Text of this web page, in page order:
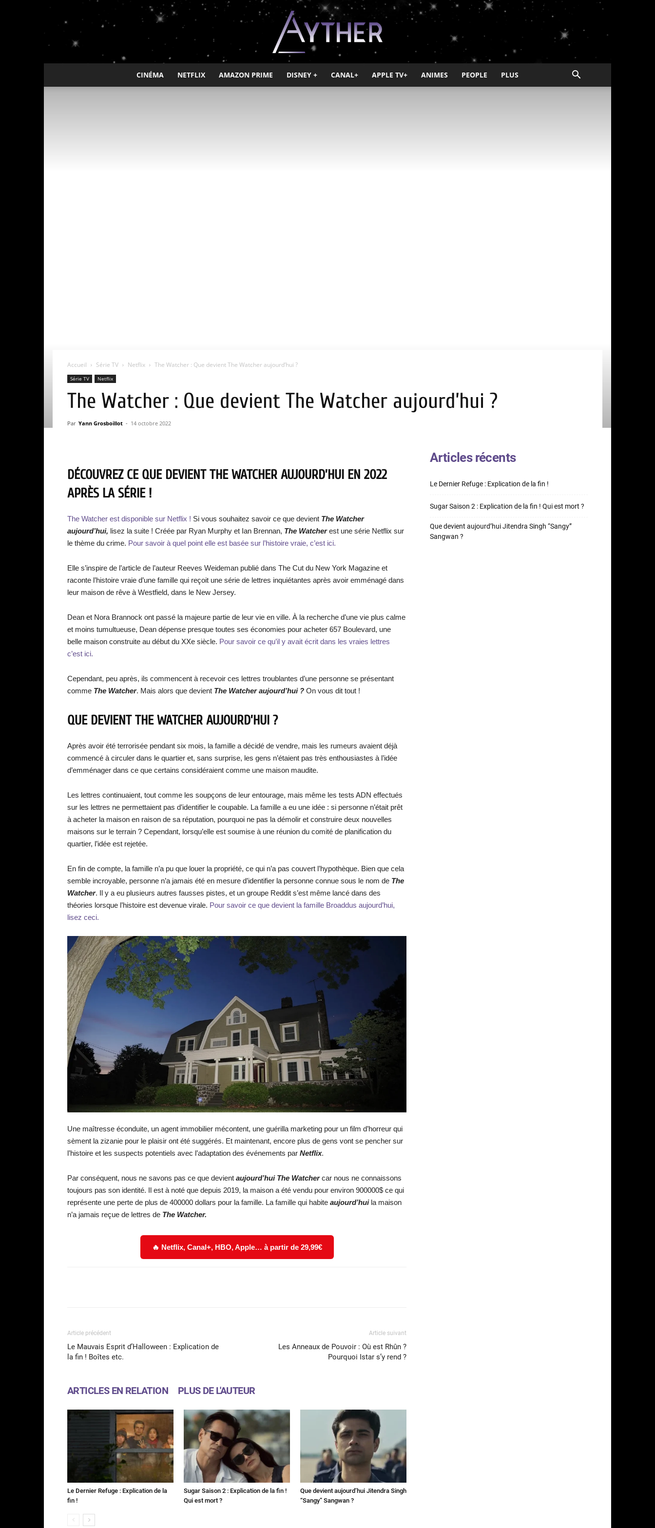
Ayther
CINÉMA NETFLIX AMAZON PRIME DISNEY + CANAL+ APPLE TV+ ANIMES PEOPLE PLUS
Accueil Série TV Netflix The Watcher : Que devient The Watcher aujourd’hui ?
Série TV Netflix
The Watcher : Que devient The Watcher aujourd’hui ?
Par Yann Grosboillot - 14 octobre 2022
DÉCOUVREZ CE QUE DEVIENT THE WATCHER AUJOURD’HUI EN 2022
APRÈS LA SÉRIE !
The Watcher est disponible sur Netflix ! Si vous souhaitez savoir ce que devient The Watcher
aujourd’hui, lisez la suite ! Créée par Ryan Murphy et Ian Brennan, The Watcherest une série Netflix sur
le thème du crime. Pour savoir à quel point elle est basée sur l’histoire vraie, c’est ici.
Elle s’inspire de l’article de l’auteur Reeves Weideman publié dans The Cut du New York Magazine et
raconte l’histoire vraie d’une famille qui reçoit une série de lettres inquiétantes après avoir emménagé dans
leur maison de rêve à Westfield, dans le New Jersey.
Dean et Nora Brannock ont passé la majeure partie de leur vie en ville. À la recherche d’une vie plus calme
et moins tumultueuse, Dean dépense presque toutes ses économies pour acheter 657 Boulevard, une
belle maison construite au début du XXe siècle. Pour savoir ce qu’il y avait écrit dans les vraies lettres
c’est ici.
Cependant, peu après, ils commencent à recevoir ces lettres troublantes d’une personne se présentant
comme The Watcher. Mais alors que devient The Watcher aujourd’hui ? On vous dit tout !
QUE DEVIENT THE WATCHER AUJOURD’HUI ?
Après avoir été terrorisée pendant six mois, la famille a décidé de vendre, mais les rumeurs avaient déjà
commencé à circuler dans le quartier et, sans surprise, les gens n’étaient pas très enthousiastes à l’idée
d’emménager dans ce que certains considéraient comme une maison maudite.
Les lettres continuaient, tout comme les soupçons de leur entourage, mais même les tests ADN effectués
sur les lettres ne permettaient pas d’identifier le coupable. La famille a eu une idée : si personne n’était prêt
à acheter la maison en raison de sa réputation, pourquoi ne pas la démolir et construire deux nouvelles
maisons sur le terrain ? Cependant, lorsqu’elle est soumise à une réunion du comité de planification du
quartier, l’idée est rejetée.
En fin de compte, la famille n’a pu que louer la propriété, ce qui n’a pas couvert l’hypothèque. Bien que cela
semble incroyable, personne n’a jamais été en mesure d’identifier la personne connue sous le nom de The
Watcher. Il y a eu plusieurs autres fausses pistes, et un groupe Reddit s’est même lancé dans des
théories lorsque l’histoire est devenue virale. Pour savoir ce que devient la famille Broaddus aujourd’hui,
lisez ceci.
Une maîtresse éconduite, un agent immobilier mécontent, une guérilla marketing pour un film d’horreur qui
sèment la zizanie pour le plaisir ont été suggérés. Et maintenant, encore plus de gens vont se pencher sur
l’histoire et les suspects potentiels avec l’adaptation des événements par Netflix.
Par conséquent, nous ne savons pas ce que devient aujourd’hui The Watchercar nous ne connaissons
toujours pas son identité. Il est à noté que depuis 2019, la maison a été vendu pour environ 900000$ ce qui
représente une perte de plus de 400000 dollars pour la famille. La famille qui habite aujourd’huila maison
n’a jamais reçue de lettres de The Watcher.
🔥 Netflix, Canal+, HBO, Apple… à partir de 29,99€
Article précédent
Le Mauvais Esprit d’Halloween : Explication de
la fin ! Boîtes etc.
Article suivant
Les Anneaux de Pouvoir : Où est Rhûn ?
Pourquoi Istar s’y rend ?
ARTICLES EN RELATION PLUS DE L'AUTEUR
Le Dernier Refuge : Explication de la
fin !
Sugar Saison 2 : Explication de la fin !
Qui est mort ?
Que devient aujourd’hui Jitendra Singh
“Sangy” Sangwan ?
Articles récents
Le Dernier Refuge : Explication de la fin !
Sugar Saison 2 : Explication de la fin ! Qui est mort ?
Que devient aujourd’hui Jitendra Singh “Sangy”
Sangwan ?